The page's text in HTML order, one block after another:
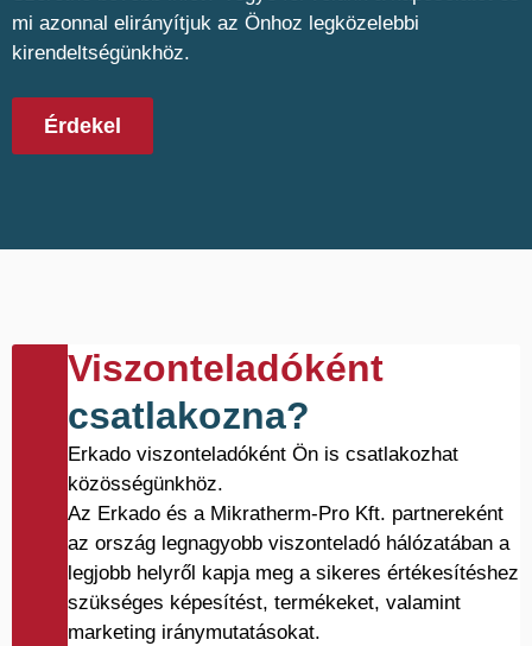
mi azonnal elirányítjuk az Önhoz legközelebbi
kirendeltségünkhöz.
Érdekel
Viszonteladóként
csatlakozna?
Erkado viszonteladóként Ön is csatlakozhat
közösségünkhöz.
Az Erkado és a Mikratherm-Pro Kft. partnereként
az ország legnagyobb viszonteladó hálózatában a
legjobb helyről kapja meg a sikeres értékesítéshez
szükséges képesítést, termékeket, valamint
marketing iránymutatásokat.